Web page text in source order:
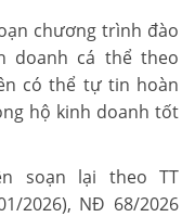
chương trình đào
doanh cá thể theo
có thể tự tin hoàn
hộ kinh doanh tốt
soạn lại theo TT
2026), NĐ 68/2026